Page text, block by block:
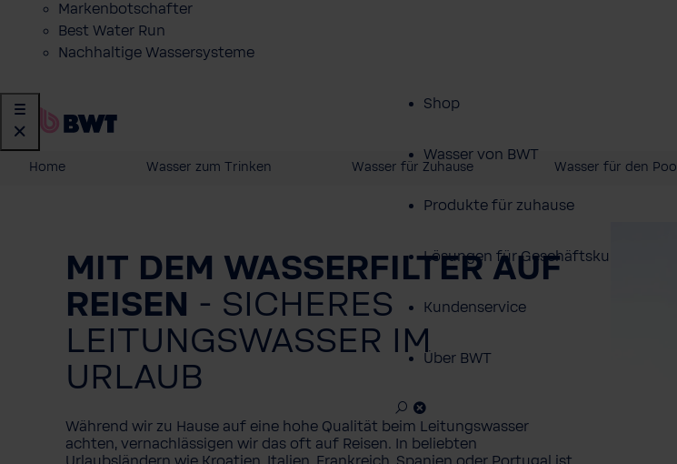
Markenbotschafter
Best Water Run
Nachhaltige Wassersysteme
Shop
Wasser von BWT
Produkte für zuhause
Lösungen für Geschäftskunden
Kundenservice
Über BWT
Home Wasser zum Trinken Wasser für Zuhause Wasser für den Pool
MIT DEM WASSERFILTER AUF
REISEN - SICHERES
LEITUNGSWASSER IM
URLAUB
Während wir zu Hause auf eine hohe Qualität beim Leitungswasser
achten, vernachlässigen wir das oft auf Reisen. In beliebten